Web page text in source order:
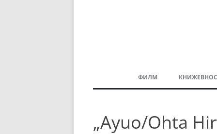
ФИЛМ
БАЛКАНСКИ ФИЛМ
„Ayuо/Ohta